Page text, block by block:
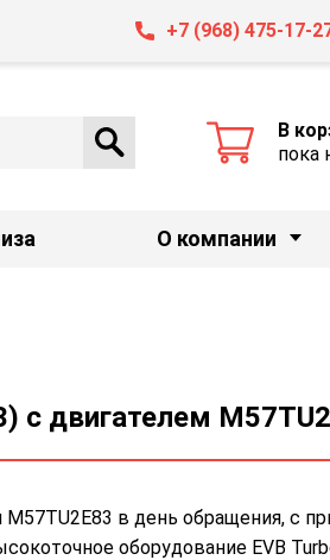
О компании
+7 (968) 475-17-
В
пока
с двигателем
в день обращения, с
оборудование EVB